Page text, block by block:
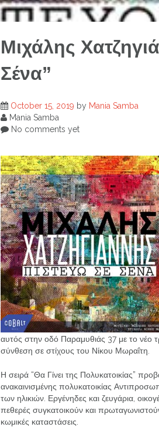
Μιχάλης
Σένα”
October 15, 2019 by Mania Samba
Mania Samba
No comments yet
αυτός στην οδό Παραμυθιάς 37 με το νέο
σύνθεση σε στίχους του Νίκου Μωραΐτη.
Η σειρά “Θα Γίνει της Πολυκατοικίας”
ανακαινισμένης πολυκατοικίας
των ηλικιών. Εργένηδες και ζευγάρια,
πεθερές συγκατοικούν και
κωμικές καταστάσεις.